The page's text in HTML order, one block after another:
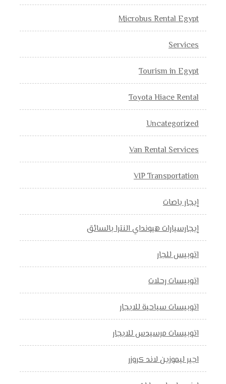
Microbus Rental Egypt
Services
Tourism in Egypt
Toyota Hiace Rental
Uncategorized
Van Rental Services
VIP Transportation
إيجار باصات
إيجارسيارات هيونداي النترا بالسائق
اتوبيس للجار
اتوبيسات رحلات
اتوبيسات سياحية للايجار
اتوبيسات مرسيدس للايجار
اجير ليموزين لاند كروزر